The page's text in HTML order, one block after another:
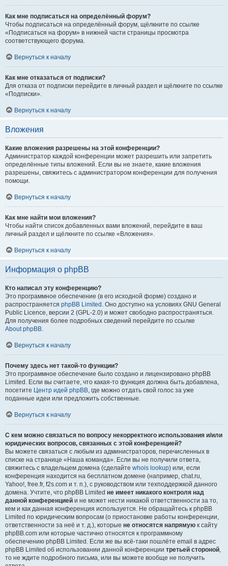
Как мне подписаться на определённый форум?
Чтобы подписаться на определённый форум, щёлкните по ссылке
«Подписаться на форум» в нижней части страницы просмотра
соответствующего форума.
Вернуться к началу
Как мне отказаться от подписки?
Для отказа от подписки перейдите в личный раздел и щёлкните по ссылке
«Подписки».
Вернуться к началу
Вложения
Какие вложения разрешены на этой конференции?
Администратор каждой конференции может разрешить или запретить
определённые типы вложений. Если вы не знаете, какие вложения
разрешены, свяжитесь с администратором конференции для получения
помощи.
Вернуться к началу
Как мне найти мои вложения?
Чтобы найти список добавленных вами вложений, перейдите в ваш
личный раздел и щёлкните по ссылке «Вложения».
Вернуться к началу
Информация о phpBB
Кто написал эту конференцию?
Это программное обеспечение (в его исходной форме) создано и
распространяется phpBB Limited . Оно доступно на условиях GNU General
Public Licence, версии 2 (GPL-2.0) и может свободно распространяться.
Для получения более подробных сведений перейдите по ссылке
About phpBB.
Вернуться к началу
Почему здесь нет такой-то функции?
Это программное обеспечение было создано и лицензировано phpBB
Limited. Если вы считаете, что какая-то функция должна быть добавлена,
посетите Центр идей phpBB, где можно отдать свой голос за уже
поданные идеи или предложить собственные.
Вернуться к началу
С кем можно связаться по вопросу некорректного использования и/или
юридических вопросов, связанных с этой конференцией?
Вы можете связаться с любым из администраторов, перечисленных в
списке на странице «Наша команда». Если вы не получили ответа,
свяжитесь с владельцем домена (сделайте whois lookup) или, если
конференция находится на бесплатном домене (например, chat.ru,
Yahoo!, free.fr, f2s.com и т. п.), с руководством или техподдержкой данного
домена. Учтите, что phpBB Limited не имеет никакого контроля над
данной конференцией и не может нести никакой ответственности за то,
кем и как данная конференция используется. Не обращайтесь к phpBB
Limited по юридическим вопросам (о приостановке работы конференции,
ответственности за неё и т. д.), которые не относятся напрямую к сайту
phpBB.com или которые частично относятся к программному
обеспечению phpBB Limited. Если же вы всё-таки пошлёте email в адрес
phpBB Limited об использовании данной конференции третьей стороной,
то не ждите подробного письма, или вы можете вообще не получить